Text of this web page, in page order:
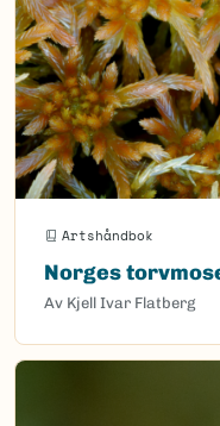
Artshåndbok
Norges
Av Kjell Ivar Flatberg